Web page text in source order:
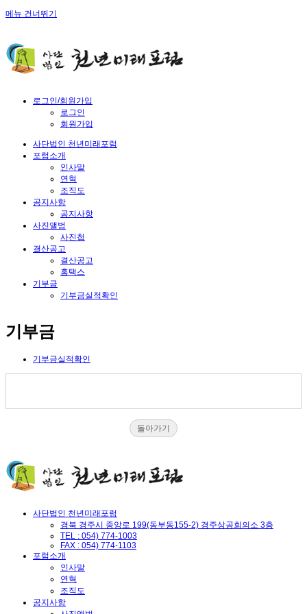
메뉴 건너뛰기
로그인/회원가입
로그인
회원가입
사단법인 천년미래포럼
포럼소개
인사말
연혁
조직도
공지사항
공지사항
사진앨범
사진첩
결산공고
결산공고
홈택스
기부금
기부금실적확인
기부금
기부금실적확인
돌아가기
사단법인 천년미래포럼
경북 경주시 중앙로 199(동부동155-2) 경주상공회의소 3층
TEL : 054) 774-1003
FAX : 054) 774-1103
포럼소개
인사말
연혁
조직도
공지사항